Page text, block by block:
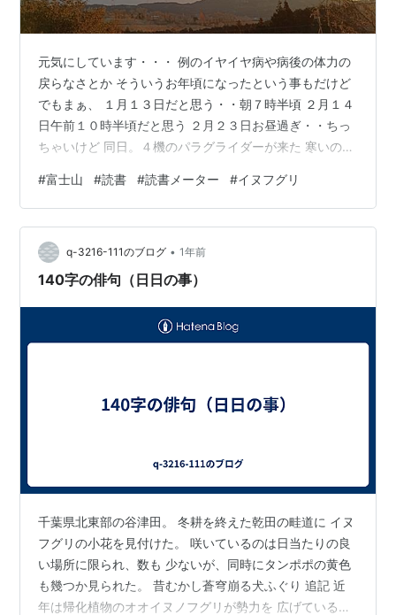
元気にしています・・・ 例のイヤイヤ病や病後の体力の
戻らなさとか そういうお年頃になったという事もだけど
でもまぁ、 １月１３日だと思う・・朝７時半頃 ２月１４
日午前１０時半頃だと思う ２月２３日お昼過ぎ・・ちっ
ちゃいけど 同日。４機のパラグライダーが来た 寒いのに
イダーは美しかった ３月７日午前８時少し前 雪の富士山
昨日、富士宮市街地から帰宅するとき 雪をかぶった車が
下りてきて、うそでしょっと声を出した 今度の車のヤリ
ス君は前のアベニールちゃんと違って力がないのに 家に
着くと霙だったので、帰りつけてよかったと胸をなでお
#富士山 #読書 #読書メーター #イヌフグリ
q-3216-111のブログ • 1年前
140字の俳句（日日の事）
千葉県北東部の谷津田。 冬耕を終えた乾田の畦道に イヌ
フグリの小花を見付けた。 咲いているのは日当たりの良
い場所に限られ、数も 少ないが、同時にタンポポの黄色
も幾つか見られた。 昔むかし蒼穹崩る犬ふぐり 追記 近
年は帰化植物のオオイヌノフグリが勢力を 広げているら